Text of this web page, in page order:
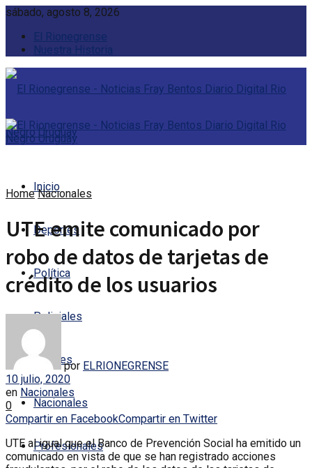
sábado, agosto 8, 2026
El Rionegrense
Nuestra Historia
Inicio
Deportes
Política
Policiales
Locales
Nacionales
Profesionales
Home Nacionales
UTE emite comunicado por
robo de datos de tarjetas de
crédito de los usuarios
por ELRIONEGRENSE
10 julio, 2020
en Nacionales
0
Compartir en FacebookCompartir en Twitter
UTE al igual que el Banco de Prevención Social ha emitido un
comunicado en vista de que se han registrado acciones